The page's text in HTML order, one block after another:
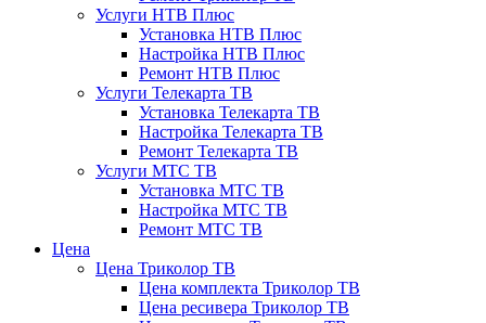
Услуги НТВ Плюс
Установка НТВ Плюс
Настройка НТВ Плюс
Ремонт НТВ Плюс
Услуги Телекарта ТВ
Установка Телекарта ТВ
Настройка Телекарта ТВ
Ремонт Телекарта ТВ
Услуги МТС ТВ
Установка МТС ТВ
Настройка МТС ТВ
Ремонт МТС ТВ
Цена
Цена Триколор ТВ
Цена комплекта Триколор ТВ
Цена ресивера Триколор ТВ